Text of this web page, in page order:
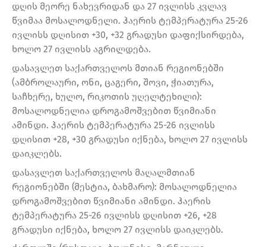
დღის მეორე ნახევრიდან და 27 ივლისს კვლავ
წვიმაა მოსალოდნელი. ჰაერის ტემპერატურა 25-26
ივლისს დღისით +30, +32 გრადუსი დაფიქსირდება,
ხოლო 27 ივლისს აგრილდება.
დასავლეთ საქართველოს მთიან რეგიონებში
(ამბროლაური, ონი, ცაგერი, შოვი, ჭიათურა,
საჩხერე, ხულო, რიკოთის უღელტეხილი):
მოსალოდნელია დროგამოშვებით წვიმიანი
ამინდი. ჰაერის ტემპერატურა 25-26 ივლისს
დღისით +28, +30 გრადუსი იქნება, ხოლო 27 ივლისს
დაიკლებს.
დასავლეთ საქართველოს მაღალმთიან
რეგიონებში (მესტია, ბახმარო): მოსალოდნელია
დროგამოშვებით წვიმიანი ამინდი. ჰაერის
ტემპერატურა 25-26 ივლისს დღისით +26, +28
გრადუსი იქნება, ხოლო 27 ივლისს დაიკლებს.